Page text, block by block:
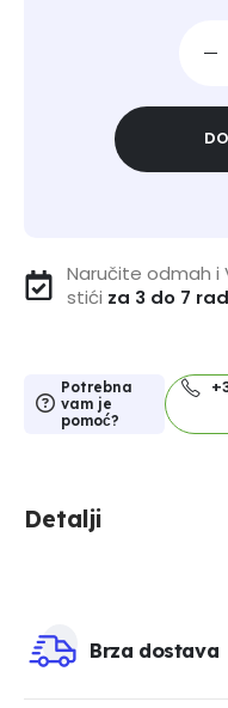
Naručite odmah i
stići za 3 do 7
Potrebna
vam je
pomoć?
Detalji
Brza dostava